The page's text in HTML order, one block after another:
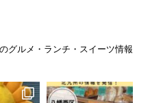
グルメ・ランチ・スイーツ情報